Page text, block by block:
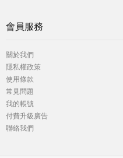
會員服務
關於我們
隱私權政策
使用條款
常見問題
我的帳號
付費升級廣告
聯絡我們